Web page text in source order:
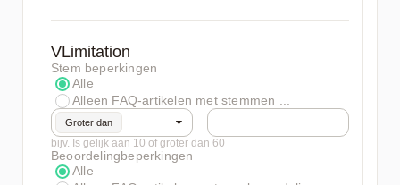
VLimitation
Stem beperkingen
Alle
Alleen FAQ-artikelen met stemmen ...
Groter dan
bijv. Is gelijk aan 10 of groter dan 60
Beoordelingbeperkingen
Alle